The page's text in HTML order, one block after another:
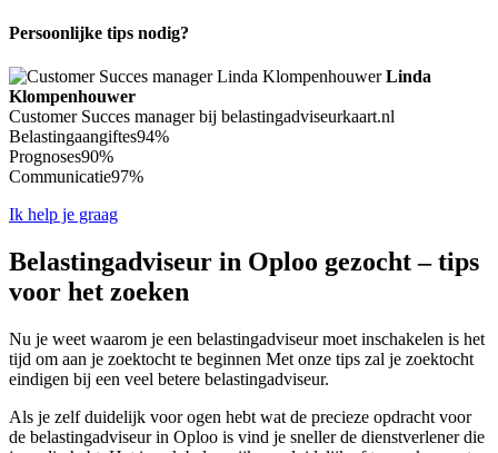
Persoonlijke tips nodig?
Linda
Klompenhouwer
Customer Succes manager bij belastingadviseurkaart.nl
Belastingaangiftes94%
Prognoses90%
Communicatie97%
Ik help je graag
Belastingadviseur in Oploo gezocht – tips
voor het zoeken
Nu je weet waarom je een belastingadviseur moet inschakelen is het
tijd om aan je zoektocht te beginnen Met onze tips zal je zoektocht
eindigen bij een veel betere belastingadviseur.
Als je zelf duidelijk voor ogen hebt wat de precieze opdracht voor
de belastingadviseur in Oploo is vind je sneller de dienstverlener die